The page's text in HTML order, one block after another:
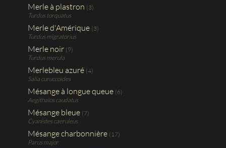
Merle à plastron (3)
Turdus torquatus
Merle d'Amérique (3)
Turdus migratorius
Merle noir (9)
Turdus merula
Merlebleu azuré (4)
Salia curuccoides
Mésange à longue queue (6)
Aegithalos caudatus
Mésange bleue (7)
Cyanistes caeruleus
Mésange charbonnière (17)
Parus major